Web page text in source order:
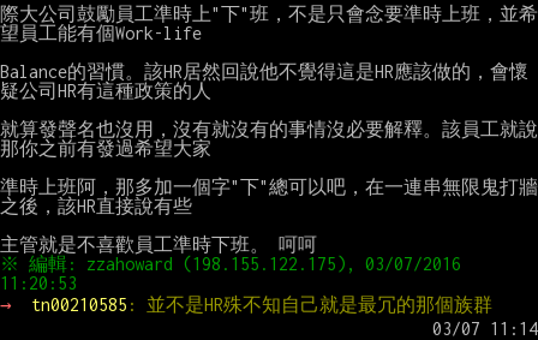
際大公司鼓勵員工準時上"下"班，不是只會念要準時上班，並希
望員工能有個Work-life
Balance的習慣。該HR居然回說他不覺得這是HR應該做的，會懷
疑公司HR有這種政策的人
就算發聲名也沒用，沒有就沒有的事情沒必要解釋。該員工就說
那你之前有發過希望大家
準時上班阿，那多加一個字"下"總可以吧，在一連串無限鬼打牆
之後，該HR直接說有些
※ 編輯: zzahoward (198.155.122.175), 03/07/2016
→
tn00210585 : 並不是HR殊不知自己就是最冗的那個族群